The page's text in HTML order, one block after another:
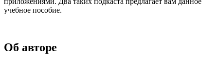
учебное пособие.
Об авторе